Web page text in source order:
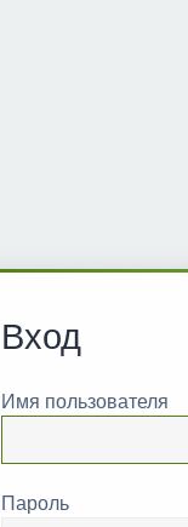
Вход
Имя пользователя
Пароль